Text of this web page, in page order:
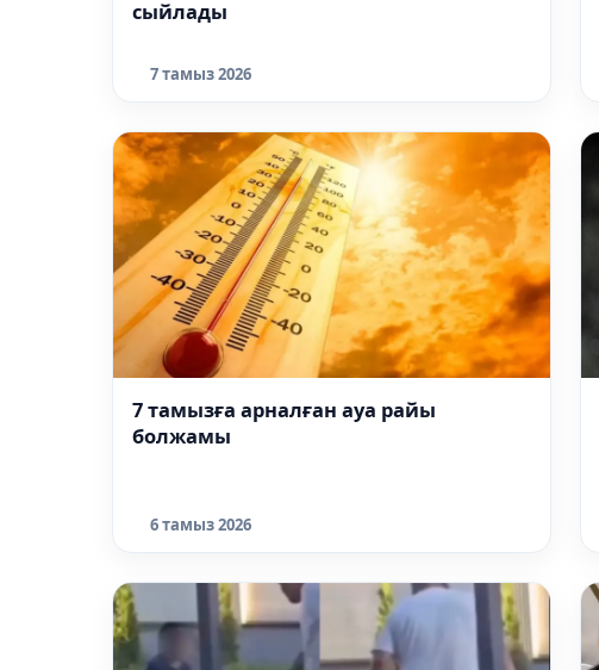
сыйлады
7 тамыз 2026
7 тамызға арналған ауа райы
болжамы
6 тамыз 2026